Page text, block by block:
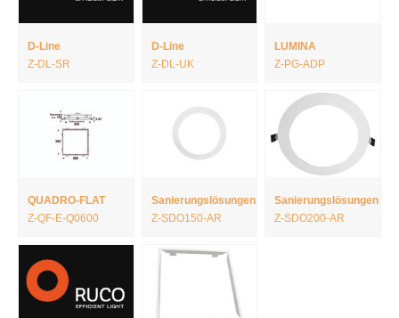
D-Line
Z-DL-SR
D-Line
Z-DL-UK
LUMINA
Z-PG-ADP
QUADRO-FLAT
Z-QF-E-Q0600
Sanierungslösungen
Z-SDO150-AR
Sanierungslösungen
Z-SDO200-AR